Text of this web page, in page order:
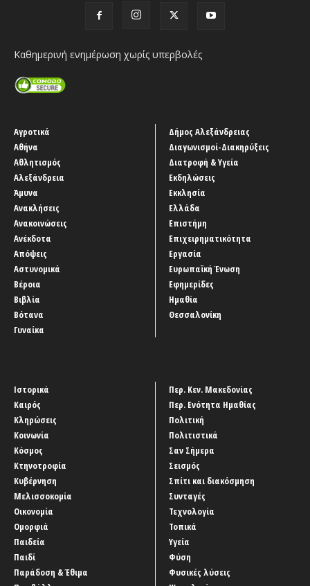
Καθημερινή ενημέρωση χωρίς υπερβολές
Αγροτικά
Αθήνα
Αθλητισμός
Αλεξάνδρεια
Άμυνα
Ανακλήσεις
Ανακοινώσεις
Ανέκδοτα
Απόψεις
Αστυνομικά
Βέροια
Βιβλία
Βότανα
Γυναίκα
Δήμος Αλεξάνδρειας
Διαγωνισμοί-Διακηρύξεις
Διατροφή & Υγεία
Εκδηλώσεις
Εκκλησία
Ελλάδα
Επιστήμη
Επιχειρηματικότητα
Εργασία
Ευρωπαϊκή Ένωση
Εφημερίδες
Ημαθία
Θεσσαλονίκη
Ιστορικά
Καιρός
Κληρώσεις
Κοινωνία
Κόσμος
Κτηνοτροφία
Κυβέρνηση
Μελισσοκομία
Οικονομία
Ομορφιά
Παιδεία
Παιδί
Παράδοση & Έθιμα
Περ. Κεν. Μακεδονίας
Περ. Ενότητα Ημαθίας
Πολιτική
Πολιτιστικά
Σαν Σήμερα
Σεισμός
Σπίτι και διακόσμηση
Συνταγές
Τεχνολογία
Τοπικά
Υγεία
Φύση
Φυσικές λύσεις